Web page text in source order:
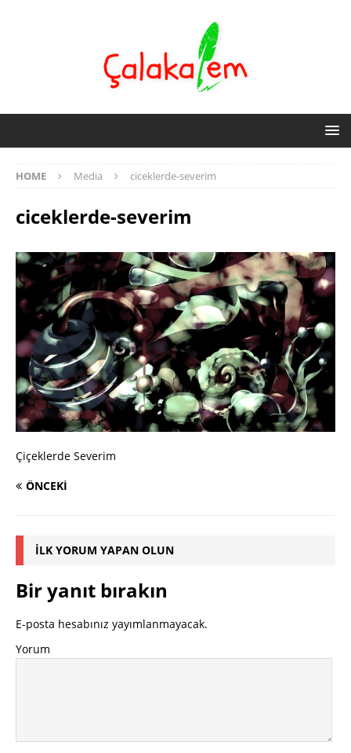
HOME Media ciceklerde-severim
ciceklerde-severim
Çiçeklerde Severim
ÖNCEKI
İLK YORUM YAPAN OLUN
Bir yanıt bırakın
E-posta hesabınız yayımlanmayacak.
Yorum